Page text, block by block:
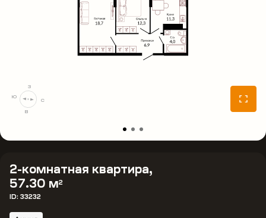
2-комнатная квартира,
57.30 м2
ID: 33232
С
В
Ю
З